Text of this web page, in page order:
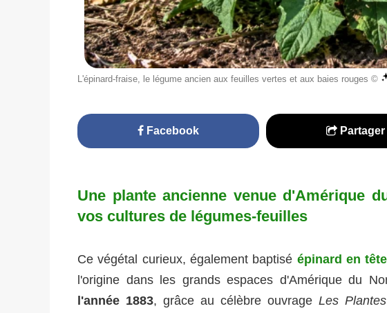
L'épinard-fraise, le légume ancien aux feuilles vertes et aux baies rouges ©
Facebook Partager
Une plante ancienne venue d'Amérique
vos cultures de légumes-feuilles
Ce végétal curieux, également baptisé épinard en
l'origine dans les grands espaces d'Amérique du
l'année 1883, grâce au célèbre ouvrage Les